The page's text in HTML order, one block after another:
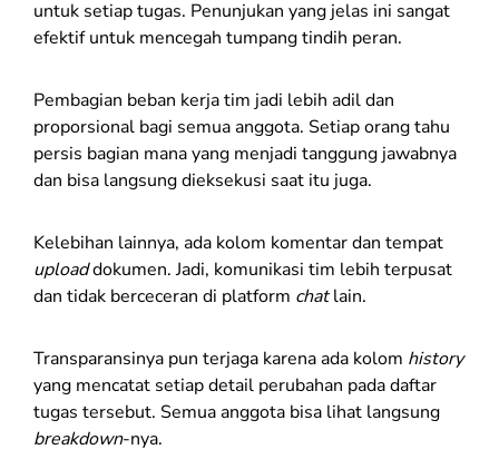
untuk setiap tugas. Penunjukan yang jelas ini sangat
efektif untuk mencegah tumpang tindih peran.
Pembagian beban kerja tim jadi lebih adil dan
proporsional bagi semua anggota. Setiap orang tahu
persis bagian mana yang menjadi tanggung jawabnya
dan bisa langsung dieksekusi saat itu juga.
Kelebihan lainnya, ada kolom komentar dan tempat
uploaddokumen. Jadi, komunikasi tim lebih terpusat
dan tidak berceceran di platform chatlain.
Transparansinya pun terjaga karena ada kolom history
yang mencatat setiap detail perubahan pada daftar
tugas tersebut. Semua anggota bisa lihat langsung
breakdown-nya.